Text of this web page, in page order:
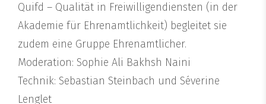
Quifd – Qualität in Freiwilligendiensten (in der
Akademie für Ehrenamtlichkeit) begleitet sie
zudem eine Gruppe Ehrenamtlicher.
Moderation: Sophie Ali Bakhsh Naini
Technik: Sebastian Steinbach und Séverine
Lenglet